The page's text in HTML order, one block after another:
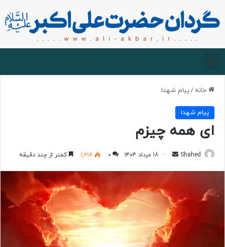
خانه /پیام شهدا
پیام شهدا
ای همه چیزم
Shahed ۱۸ مرداد ۱۴۰۴ ۰ ۱,۲۱۸ کمتر از چند دقیقه